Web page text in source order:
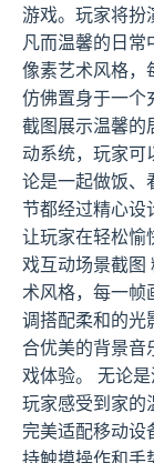
游戏。玩家将扮
凡而温馨的日常
像素艺术风格，
仿佛置身于一个
截图展示温馨的
动系统，玩家可
论是一起做饭、
节都经过精心设
让玩家在轻松愉
戏互动场景截图
术风格，每一帧
调搭配柔和的光
合优美的背景音
戏体验。 无论
玩家感受到家的
完美适配移动设
持触摸操作和手